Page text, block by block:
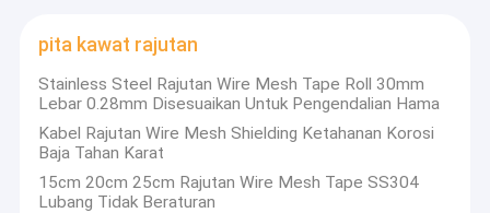
pita kawat rajutan
Stainless Steel Rajutan Wire Mesh Tape Roll 30mm
Lebar 0.28mm Disesuaikan Untuk Pengendalian Hama
Kabel Rajutan Wire Mesh Shielding Ketahanan Korosi
Baja Tahan Karat
15cm 20cm 25cm Rajutan Wire Mesh Tape SS304
Lubang Tidak Beraturan